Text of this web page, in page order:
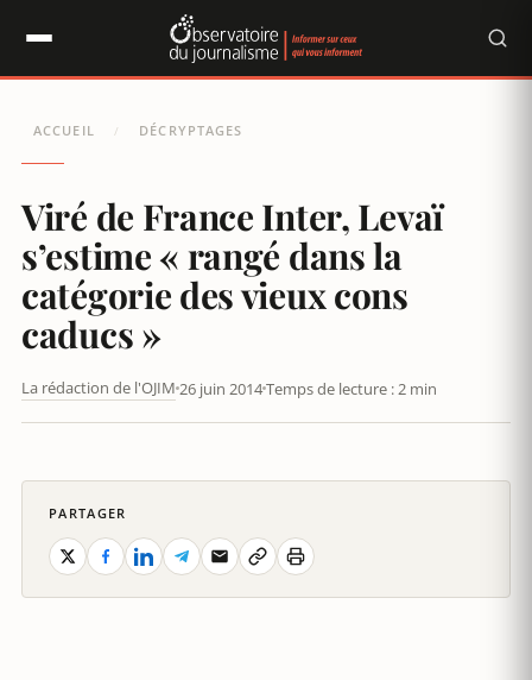
ACCUEIL / DÉCRYPTAGES
Viré de France Inter, Levaï
s’estime « rangé dans la
catégorie des vieux cons
caducs »
La rédaction de l'OJIM 26 juin 2014Temps de lecture : 2 min
PARTAGER
Panneau de gestion des cookies